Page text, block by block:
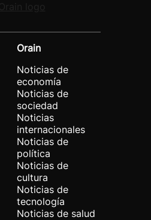
Orain
Noticias de
economía
Noticias de
sociedad
Noticias
internacionales
Noticias de
política
Noticias de
cultura
Noticias de
tecnología
Noticias de salud